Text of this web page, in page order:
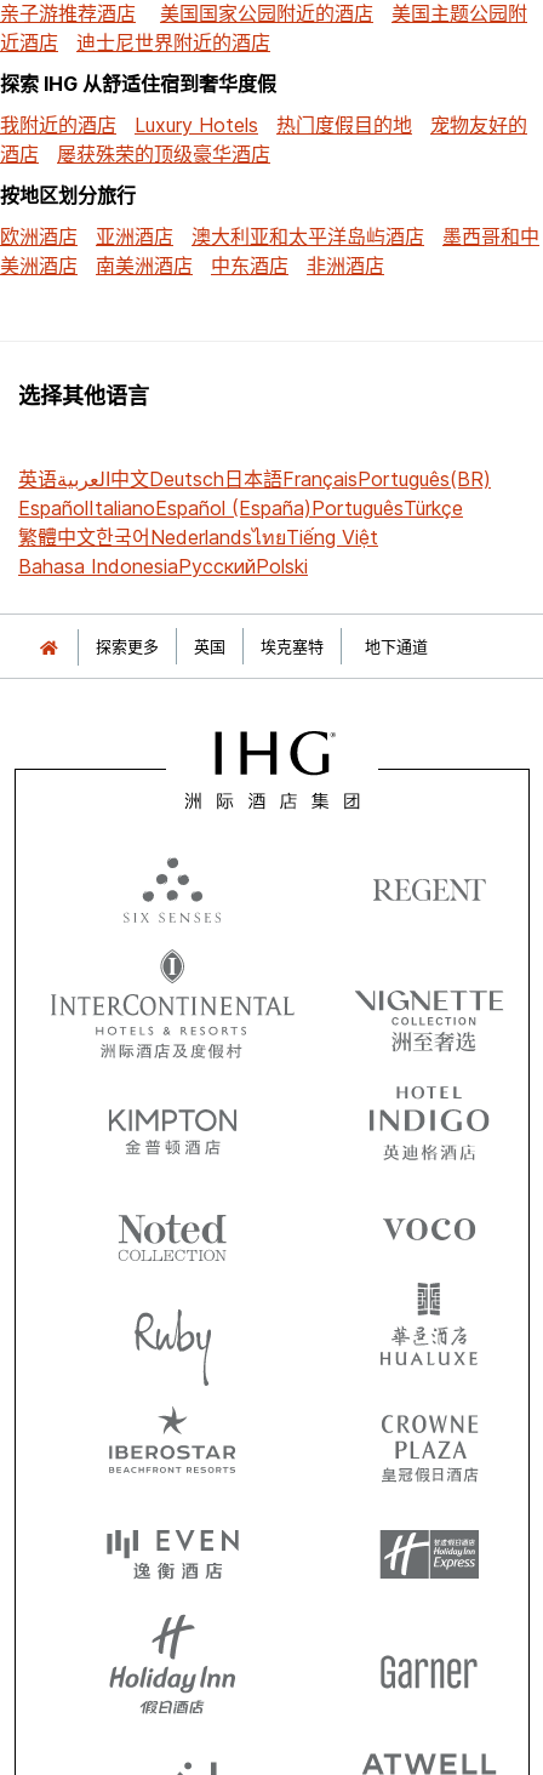
亲子游推荐酒店
美国国家公园附近的酒店
美国主题公园附
近酒店
迪士尼世界附近的酒店
探索 IHG 从舒适住宿到奢华度假
我附近的酒店
Luxury Hotels 热门度假目的地
宠物友好的
酒店
屡获殊荣的顶级豪华酒店
按地区划分旅行
欧洲酒店
亚洲酒店 澳大利亚和太平洋岛屿酒店
墨西哥和中
美洲酒店
南美洲酒店 中东酒店 非洲酒店
选择其他语言
英语العربية中文Deutsch 日本語FrançaisPortuguês(BR)
EspañolItalianoEspañol (España)PortuguêsTürkçe
繁體中文한국어 NederlandsไทยTiếng Việt
Bahasa IndonesiaРусскийPolski
探索更多 英国 埃克塞特 地下通道